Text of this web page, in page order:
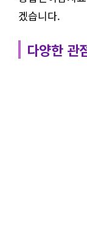
겠습니다.
다양한 관